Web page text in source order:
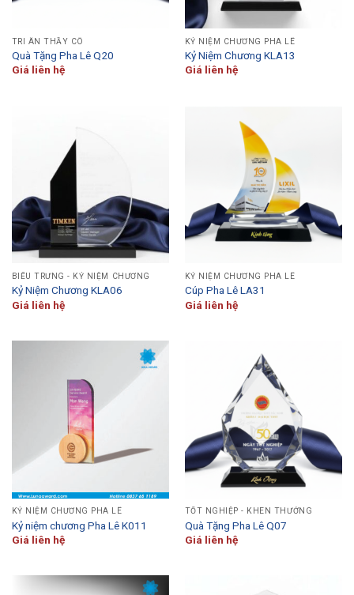
TRI ÂN THẦY CÔ
Quà Tặng Pha Lê Q20
Giá liên hệ
KỶ NIỆM CHƯƠNG PHA LÊ
Kỷ Niệm Chương KLA13
Giá liên hệ
BIỂU TRƯNG - KỶ NIỆM CHƯƠNG
Kỷ Niệm Chương KLA06
Giá liên hệ
KỶ NIỆM CHƯƠNG PHA LÊ
Cúp Pha Lê LA31
Giá liên hệ
KỶ NIỆM CHƯƠNG PHA LÊ
Kỷ niệm chương Pha Lê K011
Giá liên hệ
TỐT NGHIỆP - KHEN THƯỞNG
Quà Tặng Pha Lê Q07
Giá liên hệ